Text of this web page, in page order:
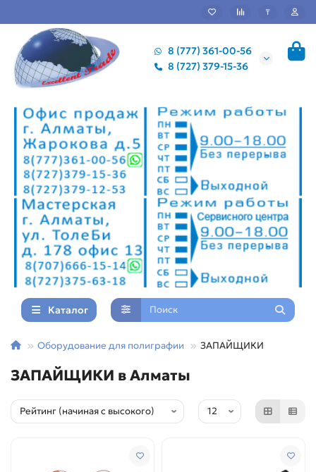
₸
8 (777) 361-00-56
8 (727) 379-15-36
Каталог
Оборудование для полиграфии ЗАПАЙЩИКИ
ЗАПАЙЩИКИ в Алматы